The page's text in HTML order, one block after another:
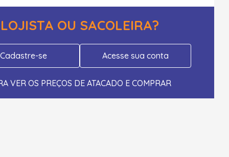
LOJISTA OU SACOLEIRA?
Cadastre-se Acesse sua conta
VER OS PREÇOS DE ATACADO E COMPRAR